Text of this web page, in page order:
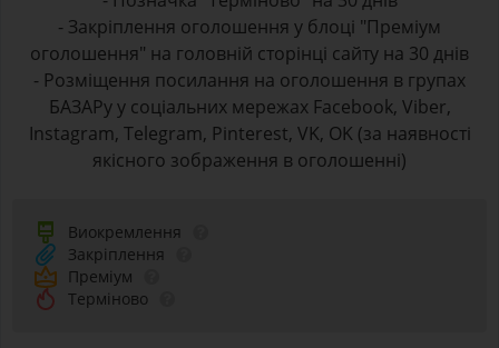
- Закріплення оголошення у блоці "Преміум
оголошення" на головній сторінці сайту на 30 днів
- Розміщення посилання на оголошення в групах
БАЗАРу у соціальних мережах Facebook, Viber,
Instagram, Telegram, Pinterest, VK, OK (за наявності
якісного зображення в оголошенні)
Виокремлення
Закріплення
Преміум
Терміново